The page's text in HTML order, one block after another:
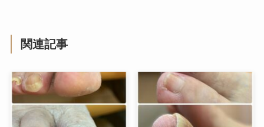
関連記事